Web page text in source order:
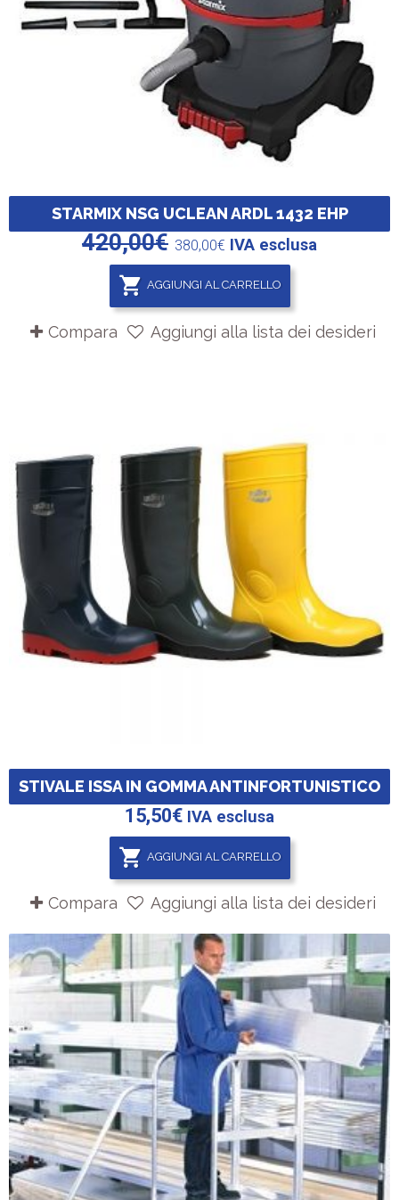
STARMIX NSG UCLEAN ARDL 1432 EHP
420,00€ 380,00€ IVA esclusa
AGGIUNGI AL CARRELLO
Compara Aggiungi alla lista dei desideri
STIVALE ISSA IN GOMMA ANTINFORTUNISTICO
15,50€ IVA esclusa
AGGIUNGI AL CARRELLO
Compara Aggiungi alla lista dei desideri